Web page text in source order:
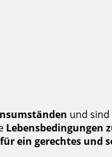
und
Lebensbedingungen
ein gerechtes und